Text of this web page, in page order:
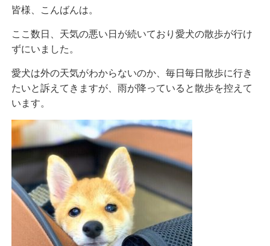
皆様、こんばんは。
ここ数日、天気の悪い日が続いており愛犬の散歩が行け
ずにいました。
愛犬は外の天気がわからないのか、毎日毎日散歩に行き
たいと訴えてきますが、雨が降っていると散歩を控えて
います。